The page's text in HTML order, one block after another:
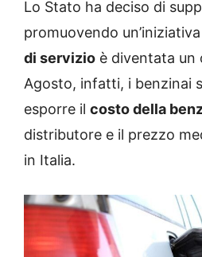
Lo Stato ha deciso di
promuovendo
di servizio è diventata un
Agosto, infatti, i benzinai
esporre il costo della
distributore e il prezzo
in Italia.